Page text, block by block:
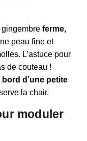
ferme,
peau fine et
L’astuce pour
de couteau !
d’une petite
la chair.
moduler